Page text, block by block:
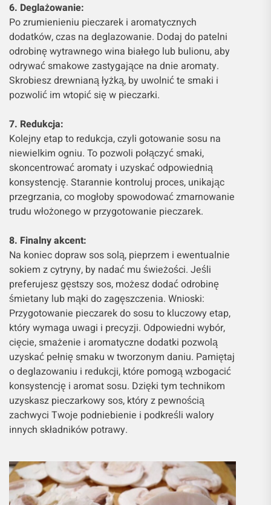
6. Deglażowanie:
Po zrumienieniu pieczarek i aromatycznych
dodatków, czas na deglazowanie. Dodaj do patelni
odrobinę wytrawnego wina białego lub bulionu, aby
odrywać smakowe zastygające na dnie aromaty.
Skrobiesz drewnianą łyżką, by uwolnić te smaki i
pozwolić im wtopić się w pieczarki.
7. Redukcja:
Kolejny etap to redukcja, czyli gotowanie sosu na
niewielkim ogniu. To pozwoli połączyć smaki,
skoncentrować aromaty i uzyskać odpowiednią
konsystencję. Starannie kontroluj proces, unikając
przegrzania, co mogłoby spowodować zmarnowanie
trudu włożonego w przygotowanie pieczarek.
8. Finalny akcent:
Na koniec dopraw sos solą, pieprzem i ewentualnie
sokiem z cytryny, by nadać mu świeżości. Jeśli
preferujesz gęstszy sos, możesz dodać odrobinę
śmietany lub mąki do zagęszczenia. Wnioski:
Przygotowanie pieczarek do sosu to kluczowy etap,
który wymaga uwagi i precyzji. Odpowiedni wybór,
cięcie, smażenie i aromatyczne dodatki pozwolą
uzyskać pełnię smaku w tworzonym daniu. Pamiętaj
o deglazowaniu i redukcji, które pomogą wzbogacić
konsystencję i aromat sosu. Dzięki tym technikom
uzyskasz pieczarkowy sos, który z pewnością
zachwyci Twoje podniebienie i podkreśli walory
innych składników potrawy.